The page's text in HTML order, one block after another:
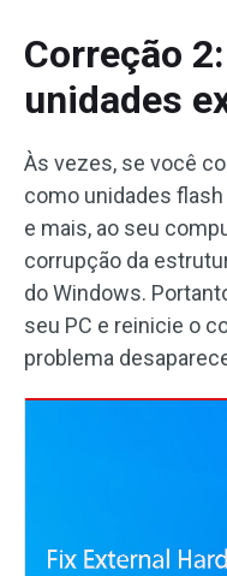
Correção
unidades
Às vezes, se você
como unidades
e mais, ao seu
corrupção da
do Windows.
seu PC e reinicie o
problema